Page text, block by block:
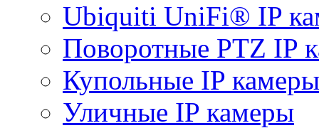
Ubiquiti UniFi® IP
Поворотные PTZ IP
Купольные IP камеры
Уличные IP камеры